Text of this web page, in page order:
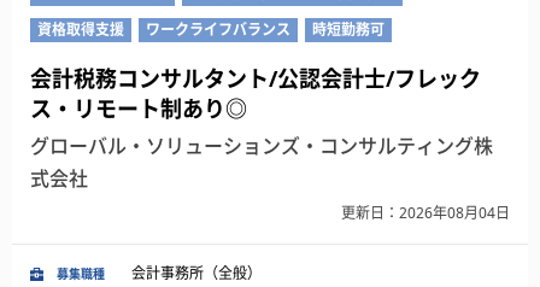
資格取得支援
ワークライフバランス 時短勤務可
会計税務コンサルタント/公認会計士/フレック
ス・リモート制あり◎
グローバル・ソリューションズ・コンサルティング株
式会社
更新日：2026年08月04日
募集職種 会計事務所（全般）